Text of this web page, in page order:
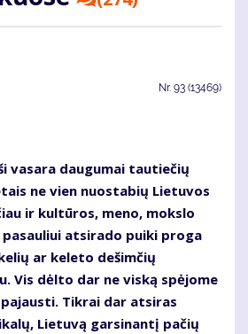
Nr. 93 (13469)
vasara daugumai tautiečių
ne vien nuostabių Lietuvos
ir kultūros, meno, mokslo
pasauliui atsirado puiki proga
ar keleto dešimčių
Vis dėlto dar ne viską spėjome
Tikrai dar atsiras
Lietuvą garsinantį pačių